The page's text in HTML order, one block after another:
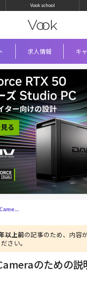
Vook school
求人情報 キ
以上前の記事のため、内容
さい。
のための説